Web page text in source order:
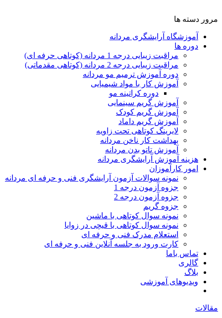
مرور دسته ها
آموزشگاه آرایشگری مردانه
دوره ها
مراقبت زیبایی درجه 1 مردانه (کوتاهی حرفه ای)
مراقبت زیبایی درجه 2 مردانه (کوتاهی مقدماتی)
دوره آموزش ترمیم مو مردانه
آموزش کار با مواد شیمیایی
دوره کراتینه مو
آموزش گریم سینمایی
آموزش گریم کودک
آموزش گریم داماد
لایرینگ کوتاهی تحت زاویه
بهداشت کار ناخن مردانه
آموزش تاتو بدن مردانه
هزینه آموزش آرایشگری مردانه
امور کارآموزان
نمونه سوالات آزمون آرایشگری فنی و حرفه ای مردانه
جزوه آزمون درجه 1
جزوه آزمون درجه 2
جزوه گریم
نمونه سوال کوتاهی با ماشین
نمونه سوال کوتاهی با قیچی در زوایا
استعلام مدرک فنی و حرفه ای
کارت ورود به جلسه آنلاین فنی و حرفه ای
تماس باما
گالری
بلاگ
ویدیوهای آموزشی
مقالات